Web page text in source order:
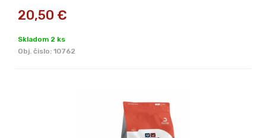
20,50 €
Skladom 2 ks
Obj. čislo: 10762